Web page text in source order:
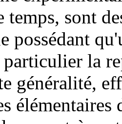
temps, sont
possédant
particulier la
généralité,
élémentaires